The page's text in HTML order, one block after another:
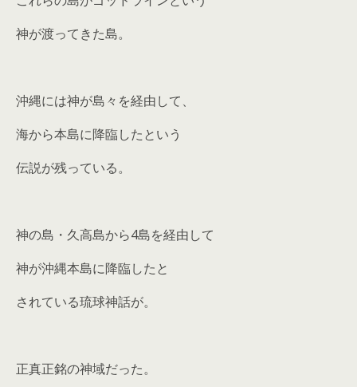
神が渡ってきた島。
沖縄には神が島々を経由して、
海から本島に降臨したという
伝説が残っている。
神の島・久高島から4島を経由して
神が沖縄本島に降臨したと
されている琉球神話が。
正真正銘の神域だった。